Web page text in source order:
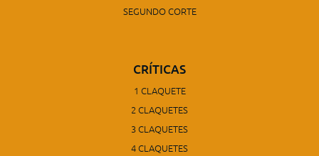
SEGUNDO CORTE
CRÍTICAS
1 CLAQUETE
2 CLAQUETES
3 CLAQUETES
4 CLAQUETES